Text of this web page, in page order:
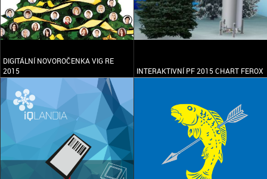
DIGITÁLNÍ NOVOROČENKA VIG RE
2015
INTERAKTIVNÍ PF 2015 CHART FEROX